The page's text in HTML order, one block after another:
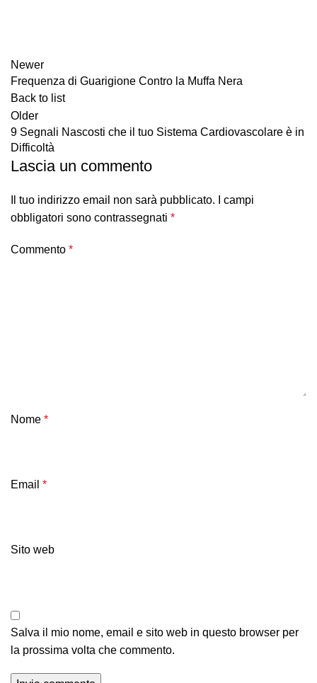
Newer
Frequenza di Guarigione Contro la Muffa Nera
Back to list
Older
9 Segnali Nascosti che il tuo Sistema Cardiovascolare è in
Difficoltà
Lascia un commento
Il tuo indirizzo email non sarà pubblicato.
I campi
obbligatori sono contrassegnati *
Commento *
Nome *
Email *
Sito web
Salva il mio nome, email e sito web in questo browser per
la prossima volta che commento.